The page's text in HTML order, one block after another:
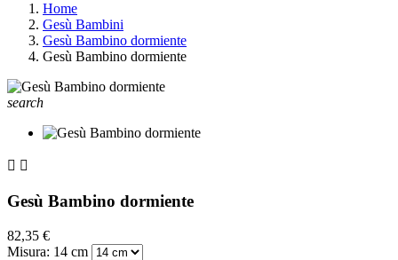
Home
Gesù Bambini
Gesù Bambino dormiente
Gesù Bambino dormiente
search
 
Gesù Bambino dormiente
82,35 €
Misura: 14 cm